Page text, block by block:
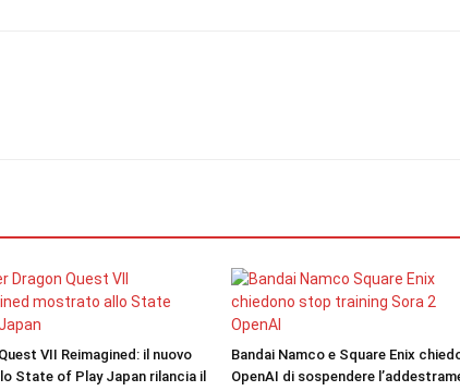
VII Reimagined: il nuovo
State of Play Japan rilancia il
Bandai Namco e Square Enix
OpenAI di sospendere